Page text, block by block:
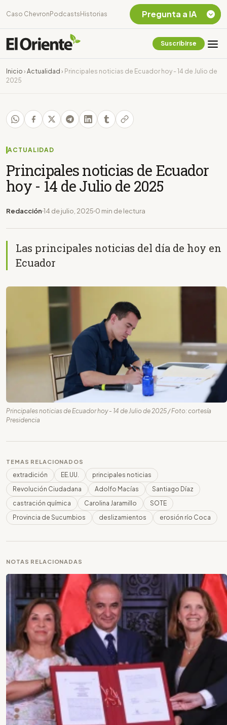
Caso Chevron Podcasts Historias
Suscribirse
Inicio › Actualidad › Principales noticias de Ecuador hoy - 14 de Julio de
2025
ACTUALIDAD
Principales noticias de Ecuador
hoy - 14 de Julio de 2025
Redacción 14 de julio, 2025 0 min de lectura
Las principales noticias del día de hoy en
Ecuador
Principales noticias de Ecuador hoy - 14 de Julio de 2025 / Foto: cortesía
Presidencia
TEMAS RELACIONADOS
extradición EE.UU.
principales noticias
Revolución Ciudadana
Adolfo Macías
Santiago Díaz
castración química
Carolina Jaramillo
SOTE
Provincia de Sucumbios
deslizamientos erosión río Coca
NOTAS RELACIONADAS
Pregunta a IA
Chevron Ecuador